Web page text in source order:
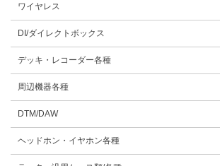
ワイヤレス
DI/ダイレクトボックス
デッキ・レコーダー各種
周辺機器各種
DTM/DAW
ヘッドホン・イヤホン各種